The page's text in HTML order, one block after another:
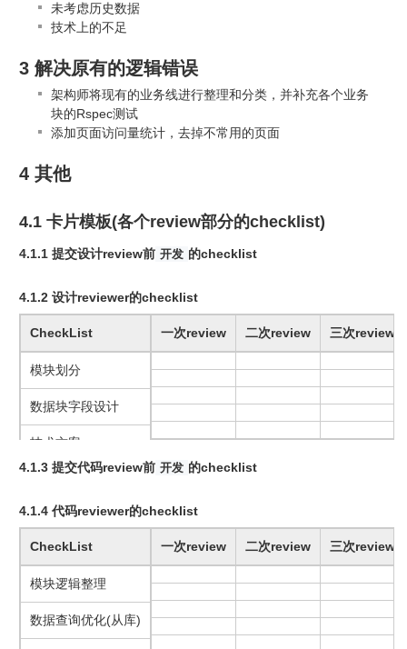
未考虑历史数据
技术上的不足
3 解决原有的逻辑错误
架构师将现有的业务线进行整理和分类，并补充各个业务
块的Rspec测试
添加页面访问量统计，去掉不常用的页面
4 其他
4.1 卡片模板(各个review部分的checklist)
4.1.1 提交设计review前 开发 的checklist
CheckList
模块划分
数据块字段设计
业务解决方案
历史数据处理方案
新增功能对原有功能的影响
前置依赖
4.1.2 设计reviewer的checklist
一次review 二次review 三次review
CheckList
模块划分
数据块字段设计
技术方案
历史数据处理方案
前置依赖
4.1.3 提交代码review前 开发 的checklist
CheckList
模块逻辑整理
数据查询优化(从库)
历史数据处理
4.1.4 代码reviewer的checklist
一次review 二次review 三次review
CheckList
模块逻辑整理
数据查询优化(从库)